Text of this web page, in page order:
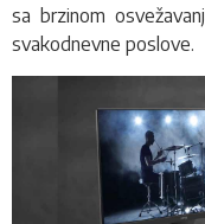
sa brzinom
svakodnevne poslove.